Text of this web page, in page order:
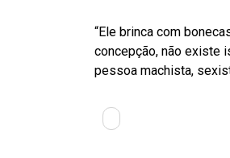
“Ele brinca com
concepção, não existe
pessoa machista,